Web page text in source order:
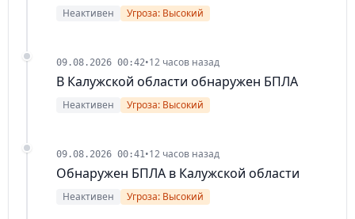
Неактивен Угроза: Высокий
09.08.2026 00:42•12 часов назад
В Калужской области обнаружен БПЛА
Неактивен Угроза: Высокий
09.08.2026 00:41•12 часов назад
Обнаружен БПЛА в Калужской области
Неактивен Угроза: Высокий